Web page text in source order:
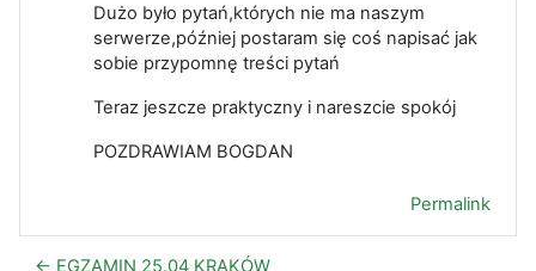
Dużo było pytań,których nie ma naszym
serwerze,później postaram się coś napisać jak
sobie przypomnę treści pytań
Teraz jeszcze praktyczny i nareszcie spokój
POZDRAWIAM BOGDAN
Permalink
← EGZAMIN 25.04 KRAKÓW